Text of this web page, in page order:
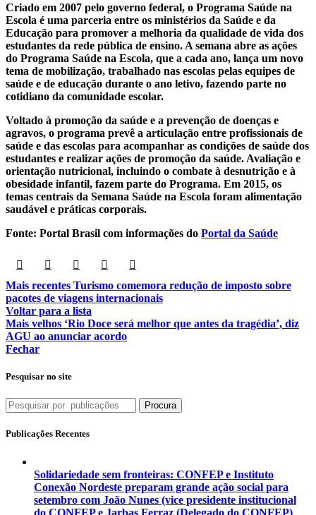
Criado em 2007 pelo governo federal, o Programa Saúde na
Escola é uma parceria entre os ministérios da Saúde e da
Educação para promover a melhoria da qualidade de vida dos
estudantes da rede pública de ensino. A semana abre as ações
do Programa Saúde na Escola, que a cada ano, lança um novo
tema de mobilização, trabalhado nas escolas pelas equipes de
saúde e de educação durante o ano letivo, fazendo parte no
cotidiano da comunidade escolar.
Voltado à promoção da saúde e a prevenção de doenças e
agravos, o programa prevê a articulação entre profissionais de
saúde e das escolas para acompanhar as condições de saúde dos
estudantes e realizar ações de promoção da saúde. Avaliação e
orientação nutricional, incluindo o combate à desnutrição e à
obesidade infantil, fazem parte do Programa. Em 2015, os
temas centrais da Semana Saúde na Escola foram alimentação
saudável e práticas corporais.
Fonte: Portal Brasil com informações do Portal da Saúde
Mais recentes Turismo comemora redução de imposto sobre
pacotes de viagens internacionais
Voltar para a lista
Mais velhos ‘Rio Doce será melhor que antes da tragédia’, diz
AGU ao anunciar acordo
Fechar
Pesquisar no site
Procura
Publicações Recentes
Solidariedade sem fronteiras: CONFEP e Instituto
Conexão Nordeste preparam grande ação social para
setembro com João Nunes (vice presidente institucional
do CONFEP e Jarbas Ferraz (Delegado do CONFEP)